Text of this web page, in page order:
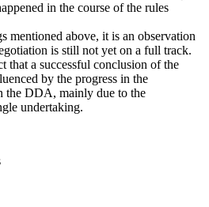
in the course of the rules
mentioned above, it is an observation
is still not yet on a full track.
that a successful conclusion of the
by the progress in the
the DDA, mainly due to the
undertaking.